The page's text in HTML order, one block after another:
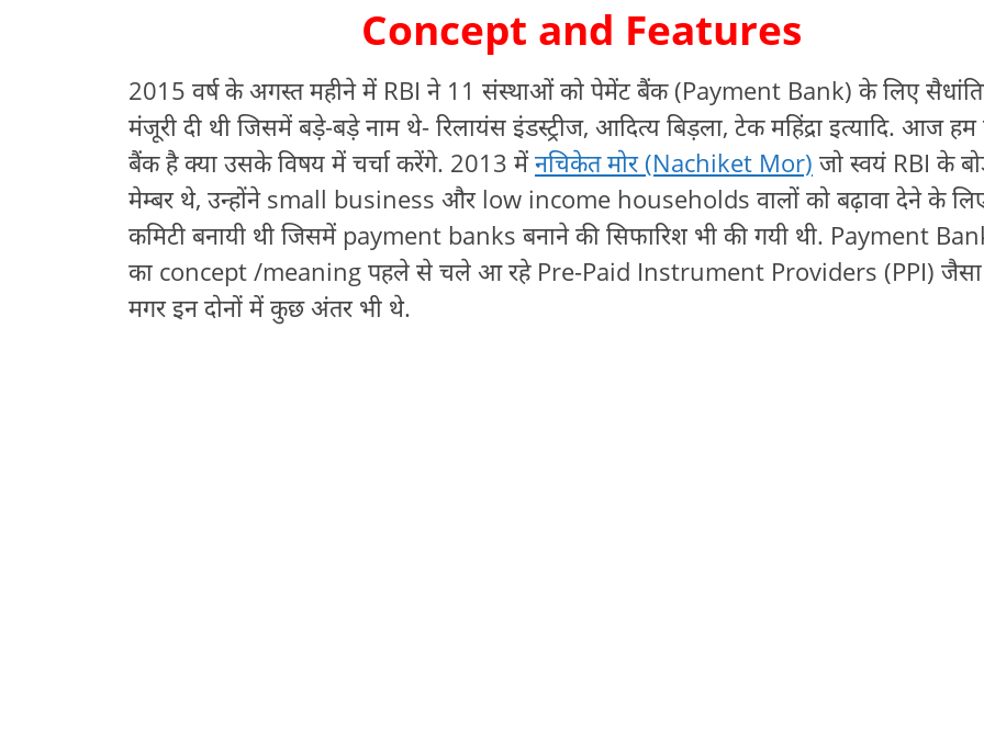
Concept and Features
2015 वर्ष के अगस्त महीने में RBI ने 11 संस्थाओं को पेमेंट बैंक (Payment Bank) के लिए
मंजूरी दी थी जिसमें बड़े-बड़े नाम थे- रिलायंस इंडस्ट्रीज, आदित्य बिड़ला, टेक महिंद्रा इत्यादि. आज
बैंक है क्या उसके विषय में चर्चा करेंगे. 2013 मेंनचिकेत मोर (Nachiket Mor) जो स्वयं RBI के
मेम्बर थे, उन्होंने small business और low income households वालों को बढ़ावा देने के
कमिटी बनायी थी जिसमें payment banks बनाने की सिफारिश भी की गयी थी. Payment
का concept /meaning पहले से चले आ रहे Pre-Paid Instrument Providers (PPI) जैसा
मगर इन दोनों में कुछ अंतर भी थे.